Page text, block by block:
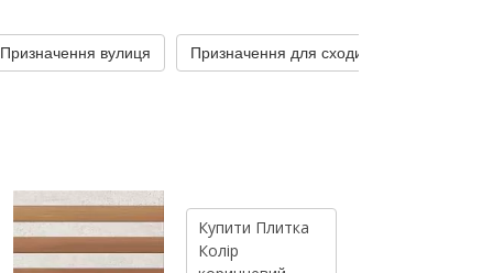
Призначення вулиця Призначення для сходинок
Купити Плитка
Колір